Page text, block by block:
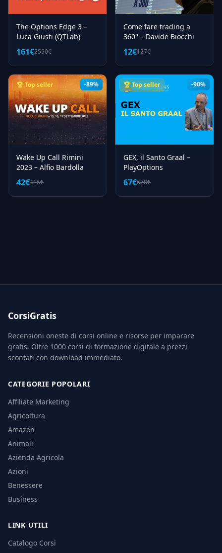
The Options Edge 3 –
Luca Giusti (QTLab)
161€2550€
Come fare trading a
360° – Davide Biocchi
12€127€
-89%
🏆 Top seller
Wake Up Call Rimini
2023 – Alfio Bardolla
42€416€
-90%
🏆 Top seller
GEX, il Santo Graal –
PlayOptions
67€678€
CorsiGratis
Recensioni oneste di corsi online e risorse per imparare
gratis. Oltre 1000 corsi di formazione digitale a prezzi
scontati con download immediato.
CATEGORIE POPOLARI
Affiliate Marketing
Agricoltura
Amazon
Animali
Azienda Agricola
Azioni
Benessere
Business
LINK UTILI
Catalogo Corsi